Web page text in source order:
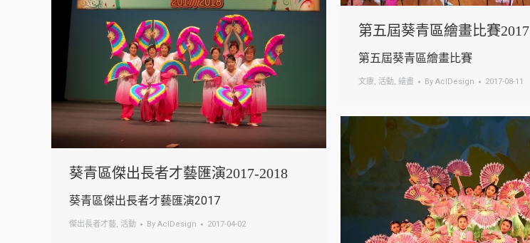
第五屆葵青區繪畫比賽2017
第五屆葵青區繪畫比賽
文康 活動 繪畫 By AclDesign 2017-08-11
葵青區傑出長者才藝匯演2017-2018
葵青區傑出長者才藝匯演2017
傑出長者才藝 活動 By AclDesign 2017-04-02